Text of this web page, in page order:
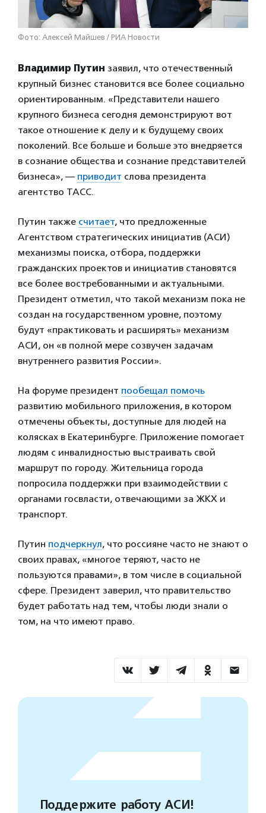
Фото: Алексей Майшев / РИА Новости
Владимир Путин заявил, что отечественный
крупный бизнес становится все более социально
ориентированным. «Представители нашего
крупного бизнеса сегодня демонстрируют вот
такое отношение к делу и к будущему своих
поколений. Все больше и больше это внедряется
в сознание общества и сознание представителей
бизнеса», — приводит слова президента
агентство ТАСС.
Путин также считает, что предложенные
Агентством стратегических инициатив (АСИ)
механизмы поиска, отбора, поддержки
гражданских проектов и инициатив становятся
все более востребованными и актуальными.
Президент отметил, что такой механизм пока не
создан на государственном уровне, поэтому
будут «практиковать и расширять» механизм
АСИ, он «в полной мере созвучен задачам
внутреннего развития России».
На форуме президент пообещал помочь
развитию мобильного приложения, в котором
отмечены объекты, доступные для людей на
колясках в Екатеринбурге. Приложение помогает
людям с инвалидностью выстраивать свой
маршрут по городу. Жительница города
попросила поддержки при взаимодействии с
органами госвласти, отвечающими за ЖКХ и
транспорт.
Путин подчеркнул, что россияне часто не знают о
своих правах, «многое теряют, часто не
пользуются правами», в том числе в социальной
сфере. Президент заверил, что правительство
будет работать над тем, чтобы люди знали о
том, на что имеют право.
Поддержите работу АСИ!